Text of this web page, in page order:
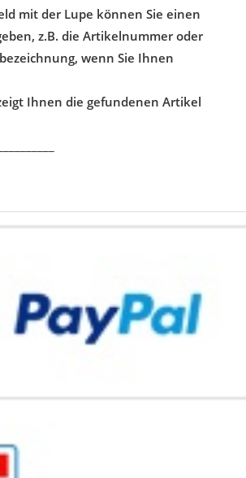
mit der Lupe können Sie einen
z.B. die Artikelnummer oder
wenn Sie Ihnen
Ihnen die gefundenen Artikel